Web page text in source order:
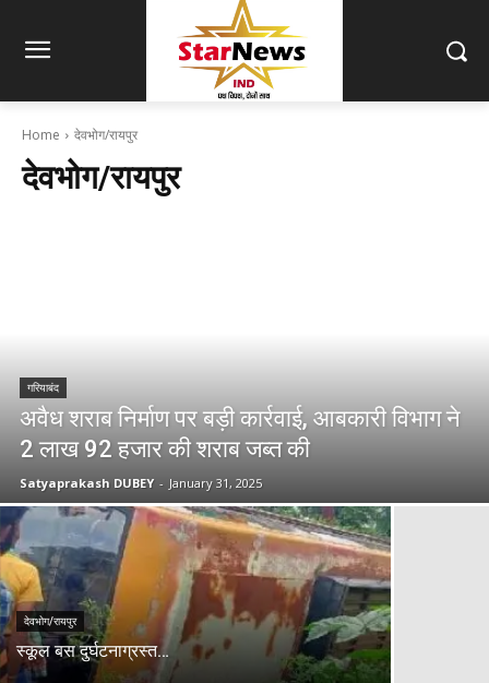
Home देवभोग/रायपुर
देवभोग/रायपुर
गरियाबंद
अवैध शराब निर्माण पर बड़ी कार्रवाई, आबकारी विभाग ने
2 लाख 92 हजार की शराब जब्त की
Satyaprakash DUBEY - January 31, 2025
देवभोग/रायपुर
स्कूल बस दुर्घटनाग्रस्त…